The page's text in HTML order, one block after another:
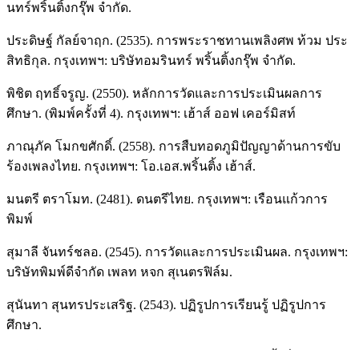
นทร์พริ้นติ้งกรุ๊พ จำกัด.
ประดิษฐ์ กัลย์จาฤก. (2535). การพระราชทานเพลิงศพ ท้วม ประ
สิทธิกุล. กรุงเทพฯ: บริษัทอมรินทร์ พริ้นติ้งกรุ๊พ จำกัด.
พิชิต ฤทธิ์จรูญ. (2550). หลักการวัดและการประเมินผลการ
ศึกษา. (พิมพ์ครั้งที่ 4). กรุงเทพฯ: เฮ้าส์ ออฟ เคอร์มิสท์
ภาณุภัค โมกขศักดิ์. (2558). การสืบทอดภูมิปัญญาด้านการขับ
ร้องเพลงไทย. กรุงเทพฯ: โอ.เอส.พริ้นติ้ง เฮ้าส์.
มนตรี ตราโมท. (2481). ดนตรีไทย. กรุงเทพฯ: เรือนแก้วการ
พิมพ์
สุมาลี จันทร์ชลอ. (2545). การวัดและการประเมินผล. กรุงเทพฯ:
บริษัทพิมพ์ดีจำกัด เพลท หจก สุเนตรฟิล์ม.
สุนันทา สุนทรประเสริฐ. (2543). ปฏิรูปการเรียนรู้ ปฏิรูปการ
ศึกษา.